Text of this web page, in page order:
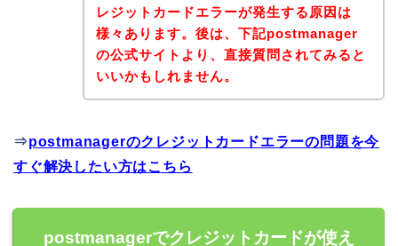
レジットカードエラーが発生する原因は
様々あります。後は、下記postmanager
の公式サイトより、直接質問されてみると
いいかもしれません。
⇒postmanagerのクレジットカードエラーの問題を今
すぐ解決したい方はこちら
postmanagerでクレジットカードが使え